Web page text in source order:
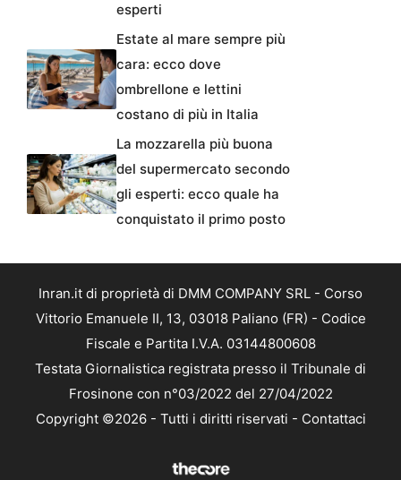
esperti
Estate al mare sempre più
cara: ecco dove
ombrellone e lettini
costano di più in Italia
La mozzarella più buona
del supermercato secondo
gli esperti: ecco quale ha
conquistato il primo posto
Inran.it di proprietà di DMM COMPANY SRL - Corso
Vittorio Emanuele II, 13, 03018 Paliano (FR) - Codice
Fiscale e Partita I.V.A. 03144800608
Testata Giornalistica registrata presso il Tribunale di
Frosinone con n°03/2022 del 27/04/2022
Copyright ©2026 - Tutti i diritti riservati - Contattaci